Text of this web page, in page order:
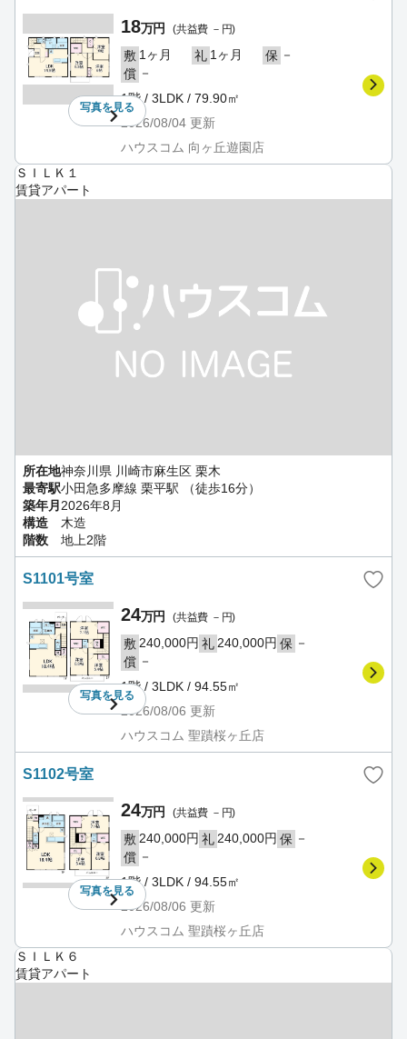
写真を見る
18万円 (共益費 －円)
敷 1ヶ月 礼 1ヶ月 保 －
償 －
1階 / 3LDK / 79.90㎡
2026/08/04 更新
ハウスコム 向ヶ丘遊園店
ＳＩＬＫ１
賃貸アパート
所在地神奈川県 川崎市麻生区 栗木
最寄駅小田急多摩線 栗平駅 （徒歩16分）
築年月 2026年8月
構造
木造
階数
地上2階
S1101号室
写真を見る
24万円 (共益費 －円)
敷 240,000円 礼 240,000円 保 －
償 －
1階 / 3LDK / 94.55㎡
2026/08/06 更新
ハウスコム 聖蹟桜ヶ丘店
S1102号室
写真を見る
24万円 (共益費 －円)
敷 240,000円 礼 240,000円 保 －
償 －
1階 / 3LDK / 94.55㎡
2026/08/06 更新
ハウスコム 聖蹟桜ヶ丘店
ＳＩＬＫ６
賃貸アパート